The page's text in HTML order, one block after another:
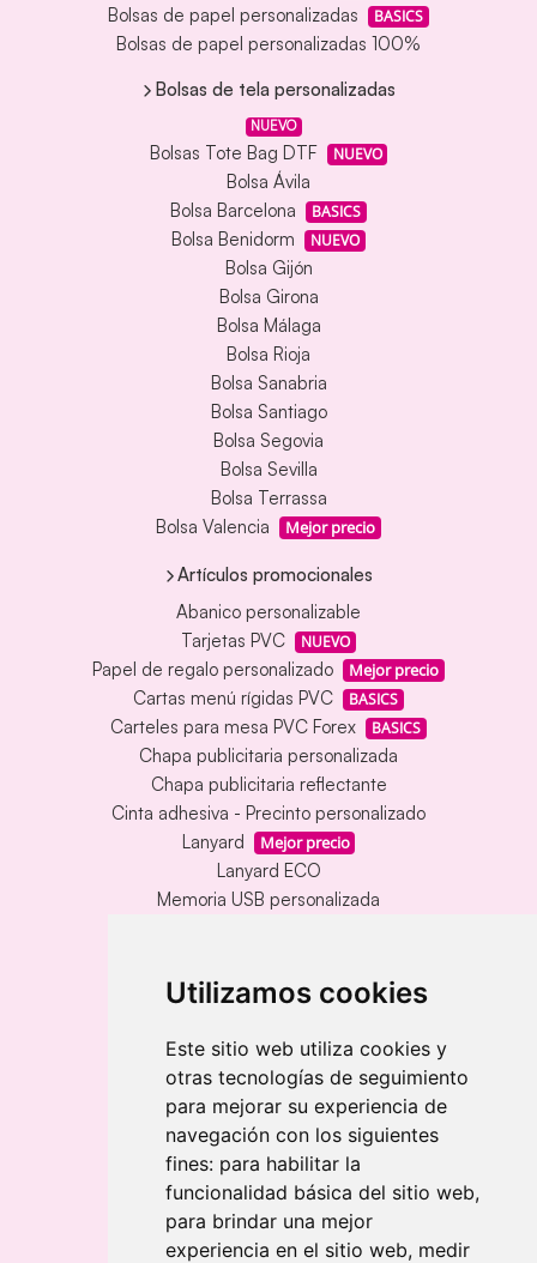
Utilizamos cookies
Este sitio web utiliza cookies y
otras tecnologías de seguimiento
para mejorar su experiencia de
navegación con los siguientes
fines: para habilitar la
funcionalidad básica del sitio web,
para brindar una mejor
experiencia en el sitio web, medir
Bolsas de papel personalizadas BASICS
Bolsas de papel personalizadas 100%
Bolsas de tela personalizadas
NUEVO
Bolsas Tote Bag DTF NUEVO
Bolsa Ávila
Bolsa Barcelona
BASICS
Bolsa Benidorm NUEVO
Bolsa Gijón
Bolsa Girona
Bolsa Málaga
Bolsa Rioja
Bolsa Sanabria
Bolsa Santiago
Bolsa Segovia
Bolsa Sevilla
Bolsa Terrassa
Bolsa Valencia
Mejor precio
Artículos promocionales
Abanico personalizable
Tarjetas PVC
NUEVO
Papel de regalo personalizado Mejor precio
Cartas menú rígidas PVC BASICS
Carteles para mesa PVC Forex BASICS
Chapa publicitaria personalizada
Chapa publicitaria reflectante
Cinta adhesiva - Precinto personalizado
Lanyard
Mejor precio
Lanyard ECO
Memoria USB personalizada
Llavero redondo en madera y metal
Llavero rectangular en madera clara
Banderolas
Banderolas Gota
Banderolas Rectangulares
Banderolas Surf